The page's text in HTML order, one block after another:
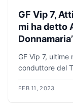
GF Vip 7,
mi ha detto
GF Vip 7,
conduttore del
FEB 11, 2023